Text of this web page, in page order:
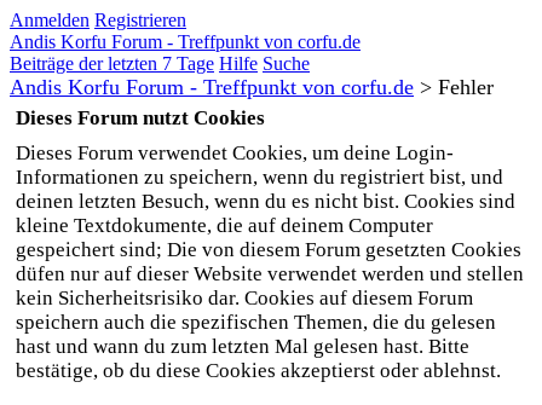
Anmelden Registrieren
Andis Korfu Forum - Treffpunkt von corfu.de
Beiträge der letzten 7 Tage Hilfe Suche
Andis Korfu Forum - Treffpunkt von corfu.de > Fehler
Dieses Forum nutzt Cookies
Dieses Forum verwendet Cookies, um deine Login-
Informationen zu speichern, wenn du registriert bist, und
deinen letzten Besuch, wenn du es nicht bist. Cookies sind
kleine Textdokumente, die auf deinem Computer
gespeichert sind; Die von diesem Forum gesetzten Cookies
düfen nur auf dieser Website verwendet werden und stellen
kein Sicherheitsrisiko dar. Cookies auf diesem Forum
speichern auch die spezifischen Themen, die du gelesen
hast und wann du zum letzten Mal gelesen hast. Bitte
bestätige, ob du diese Cookies akzeptierst oder ablehnst.